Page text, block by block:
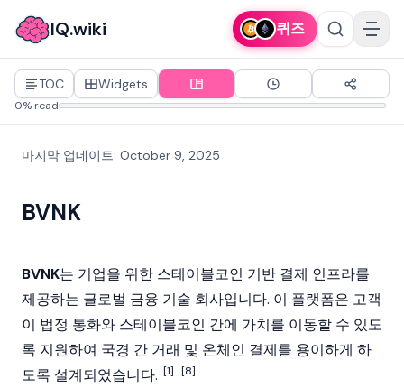
IQ.wiki 퀴즈
TOC Widgets
0% read
마지막 업데이트: October 9, 2025
BVNK
BVNK는 기업을 위한 스테이블코인 기반 결제 인프라를
제공하는 글로벌 금융 기술 회사입니다. 이 플랫폼은 고객
이 법정 통화와 스테이블코인 간에 가치를 이동할 수 있도
록 지원하여 국경 간 거래 및 온체인 결제를 용이하게 하
도록 설계되었습니다. [1] [8]